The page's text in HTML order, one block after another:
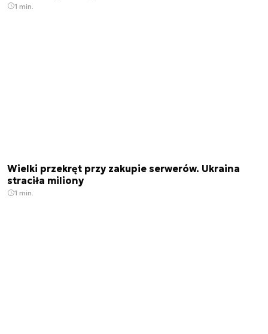
1 min.
Wielki przekręt przy zakupie serwerów. Ukraina
straciła miliony
1 min.